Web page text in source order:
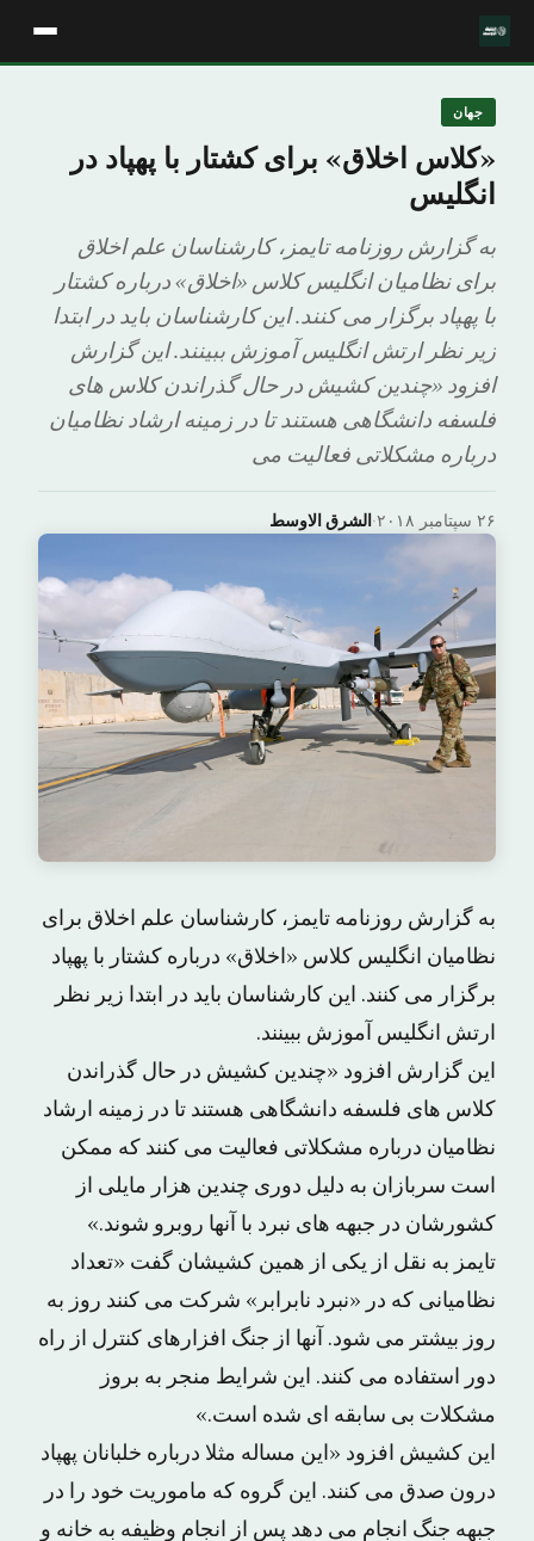
جهان
«کلاس اخلاق» برای کشتار با پهپاد در
انگلیس
به گزارش روزنامه تایمز، کارشناسان علم اخلاق
برای نظامیان انگلیس کلاس «اخلاق» درباره کشتار
با پهپاد برگزار می کنند. این کارشناسان باید در ابتدا
زیر نظر ارتش انگلیس آموزش ببینند. این گزارش
افزود «چندین کشیش در حال گذراندن کلاس های
فلسفه دانشگاهی هستند تا در زمینه ارشاد نظامیان
درباره مشکلاتی فعالیت می
الشرق الاوسط· ۲۶ سپتامبر ۲۰۱۸
به گزارش روزنامه تایمز، کارشناسان علم اخلاق برای
نظامیان انگلیس کلاس «اخلاق» درباره کشتار با پهپاد
برگزار می کنند. این کارشناسان باید در ابتدا زیر نظر
ارتش انگلیس آموزش ببینند.
این گزارش افزود «چندین کشیش در حال گذراندن
کلاس های فلسفه دانشگاهی هستند تا در زمینه ارشاد
نظامیان درباره مشکلاتی فعالیت می کنند که ممکن
است سربازان به دلیل دوری چندین هزار مایلی از
کشورشان در جبهه های نبرد با آنها روبرو شوند.»
تایمز به نقل از یکی از همین کشیشان گفت «تعداد
نظامیانی که در «نبرد نابرابر» شرکت می کنند روز به
روز بیشتر می شود. آنها از جنگ افزارهای کنترل از راه
دور استفاده می کنند. این شرایط منجر به بروز
مشکلات بی سابقه ای شده است.»
این کشیش افزود «این مساله مثلا درباره خلبانان پهپاد
درون صدق می کنند. این گروه که ماموریت خود را در
جبهه جنگ انجام می دهد پس از انجام وظیفه به خانه و